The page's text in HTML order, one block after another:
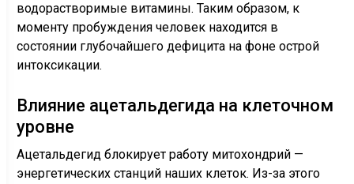
водорастворимые витамины. Таким образом, к
моменту пробуждения человек находится в
состоянии глубочайшего дефицита на фоне острой
интоксикации.
Влияние ацетальдегида на клеточном
уровне
Ацетальдегид блокирует работу митохондрий —
энергетических станций наших клеток. Из-за этого